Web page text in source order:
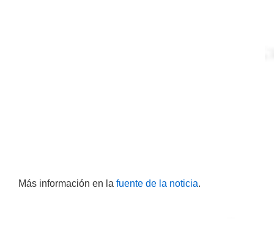
Más información en la fuente de la noticia.